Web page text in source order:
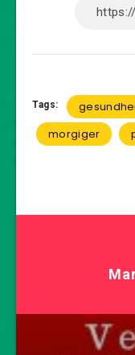
Tags:
morgiger